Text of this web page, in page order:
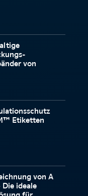
von
Etiketten
von A
Die ideale